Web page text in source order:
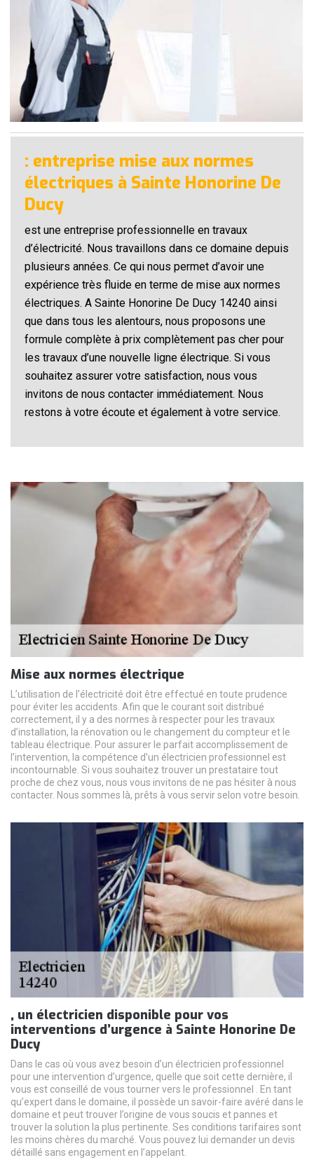
: entreprise mise aux normes
électriques à Sainte Honorine De
Ducy
est une entreprise professionnelle en travaux
d’électricité. Nous travaillons dans ce domaine depuis
plusieurs années. Ce qui nous permet d’avoir une
expérience très fluide en terme de mise aux normes
électriques. A Sainte Honorine De Ducy 14240 ainsi
que dans tous les alentours, nous proposons une
formule complète à prix complètement pas cher pour
les travaux d’une nouvelle ligne électrique. Si vous
souhaitez assurer votre satisfaction, nous vous
invitons de nous contacter immédiatement. Nous
restons à votre écoute et également à votre service.
Mise aux normes électrique
L’utilisation de l’électricité doit être effectué en toute prudence
pour éviter les accidents. Afin que le courant soit distribué
correctement, il y a des normes à respecter pour les travaux
d’installation, la rénovation ou le changement du compteur et le
tableau électrique. Pour assurer le parfait accomplissement de
l’intervention, la compétence d’un électricien professionnel est
incontournable. Si vous souhaitez trouver un prestataire tout
proche de chez vous, nous vous invitons de ne pas hésiter à nous
contacter. Nous sommes là, prêts à vous servir selon votre besoin.
, un électricien disponible pour vos
interventions d’urgence à Sainte Honorine De
Ducy
Dans le cas où vous avez besoin d’un électricien professionnel
pour une intervention d’urgence, quelle que soit cette dernière, il
vous est conseillé de vous tourner vers le professionnel . En tant
qu’expert dans le domaine, il possède un savoir-faire avéré dans le
domaine et peut trouver l’origine de vous soucis et pannes et
trouver la solution la plus pertinente. Ses conditions tarifaires sont
les moins chères du marché. Vous pouvez lui demander un devis
détaillé sans engagement en l’appelant.